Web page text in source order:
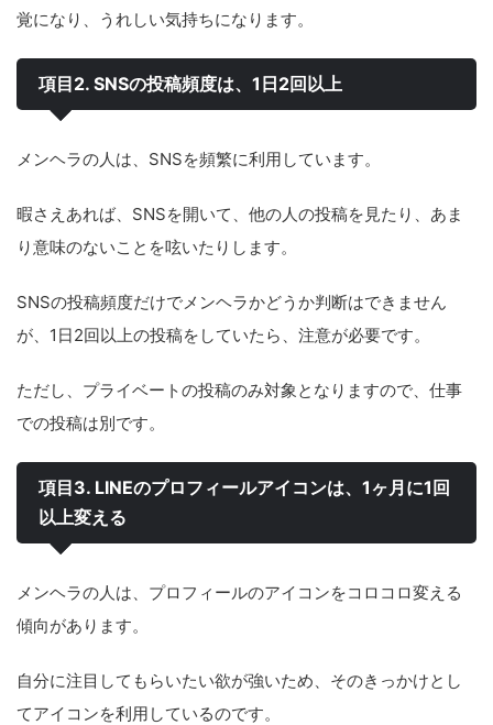
覚になり、うれしい気持ちになります。
項目2. SNSの投稿頻度は、1日2回以上
メンヘラの人は、SNSを頻繁に利用しています。
暇さえあれば、SNSを開いて、他の人の投稿を見たり、あま
り意味のないことを呟いたりします。
SNSの投稿頻度だけでメンヘラかどうか判断はできません
が、1日2回以上の投稿をしていたら、注意が必要です。
ただし、プライベートの投稿のみ対象となりますので、仕事
での投稿は別です。
項目3. LINEのプロフィールアイコンは、1ヶ月に1回
以上変える
メンヘラの人は、プロフィールのアイコンをコロコロ変える
傾向があります。
自分に注目してもらいたい欲が強いため、そのきっかけとし
てアイコンを利用しているのです。